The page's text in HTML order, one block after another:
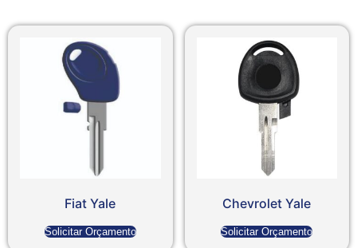
Fiat Yale
Solicitar Orçamento
Chevrolet Yale
Solicitar Orçamento